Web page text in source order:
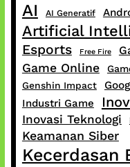
AI AI Generatif
Artificial
Esports Free Fire
Game Online
Genshin Impact
Industri Game
Inovasi Teknologi
Keamanan Siber
Kecerdasan